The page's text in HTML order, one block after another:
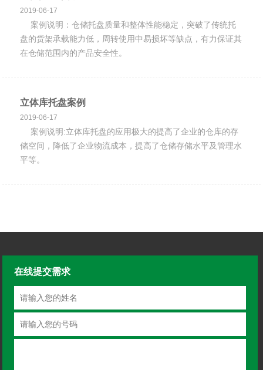
2019-06-17
案例说明：仓储托盘质量和整体性能稳定，突破了传统托
盘的货架承载能力低，周转使用中易损坏等缺点，有力保证其
在仓储范围内的产品安全性。
立体库托盘案例
2019-06-17
案例说明:立体库托盘的应用极大的提高了企业的仓库的存
储空间，降低了企业物流成本，提高了仓储存储水平及管理水
平等。
在线提交需求